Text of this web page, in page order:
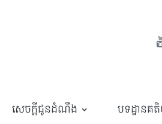
សេចក្តីជូនដំណឹង បទដ្ឋានគ